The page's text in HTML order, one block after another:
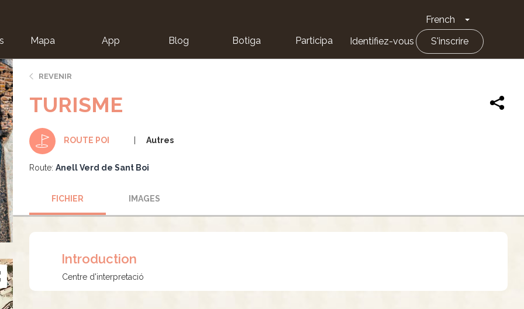
French Toggle
Mapa App Blog Botiga Participa Identifiez-vous S'inscrire
REVENIR
TURISME
ROUTE POI Autres
Route: Anell Verd de Sant Boi
FICHIER IMAGES
Introduction
Centre d'interpretació